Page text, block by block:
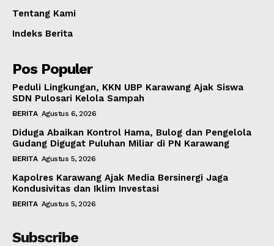
Tentang Kami
Indeks Berita
Pos Populer
Peduli Lingkungan, KKN UBP Karawang Ajak Siswa
SDN Pulosari Kelola Sampah
BERITA Agustus 6, 2026
Diduga Abaikan Kontrol Hama, Bulog dan Pengelola
Gudang Digugat Puluhan Miliar di PN Karawang
BERITA Agustus 5, 2026
Kapolres Karawang Ajak Media Bersinergi Jaga
Kondusivitas dan Iklim Investasi
BERITA Agustus 5, 2026
Subscribe